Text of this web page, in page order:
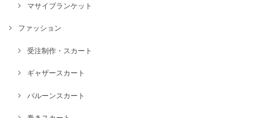
マサイブランケット
ファッション
受注制作・スカート
ギャザースカート
バルーンスカート